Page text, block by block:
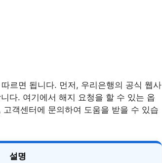
르면 됩니다. 먼저, 우리은행의 공식 웹사
다. 여기에서 해지 요청을 할 수 있는 옵
객센터에 문의하여 도움을 받을 수 있습
설명